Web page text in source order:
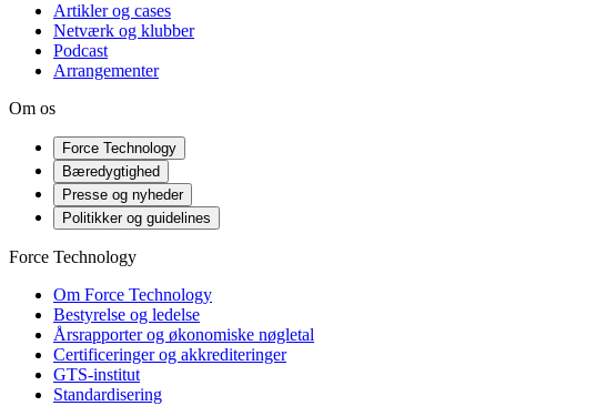
Artikler og cases
Netværk og klubber
Podcast
Arrangementer
Om os
Force Technology
Bæredygtighed
Presse og nyheder
Politikker og guidelines
Force Technology
Om Force Technology
Bestyrelse og ledelse
Årsrapporter og økonomiske nøgletal
Certificeringer og akkrediteringer
GTS-institut
Standardisering